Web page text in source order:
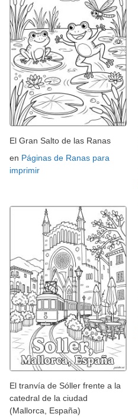
El Gran Salto de las Ranas
en Páginas de Ranas para
imprimir
El tranvía de Sóller frente a la
catedral de la ciudad
(Mallorca, España)